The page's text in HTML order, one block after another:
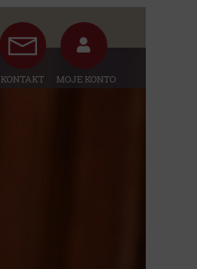
KONTAKT MOJE KONTO